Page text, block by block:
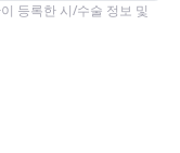
등록한 시/수술 정보 및